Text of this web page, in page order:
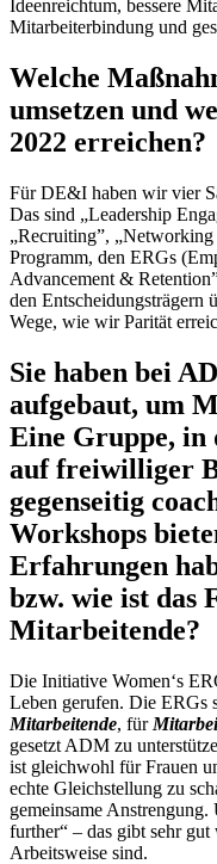
Ideenreichtum, bessere
Mitarbeiterbindung und
Welche
umsetzen und
2022 erreichen?
Für DE&I haben wir vier
Das sind „Leadership
„Recruiting”,
Programm, den ERGs
Advancement &
den Entscheidungsträgern
Wege, wie wir Parität
Sie haben bei
aufgebaut, um
Eine Gruppe, in
auf freiwilliger
gegenseitig
Workshops
Erfahrungen
bzw. wie ist das
Mitarbeitende?
Die Initiative Women‘s
Leben gerufen. Die ERGs
Mitarbeitende, für
gesetzt ADM zu
ist gleichwohl für Frauen
echte Gleichstellung zu
gemeinsame
further“ – das gibt sehr
Arbeitsweise sind.